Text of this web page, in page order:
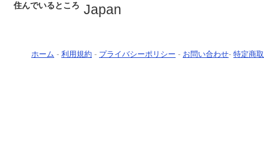
住んでいるところ Japan
ホーム - 利用規約 - プライバシーポリシー - お問い合わせ- 特定商